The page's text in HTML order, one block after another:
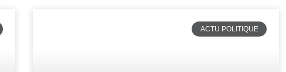
ACTU POLITIQUE